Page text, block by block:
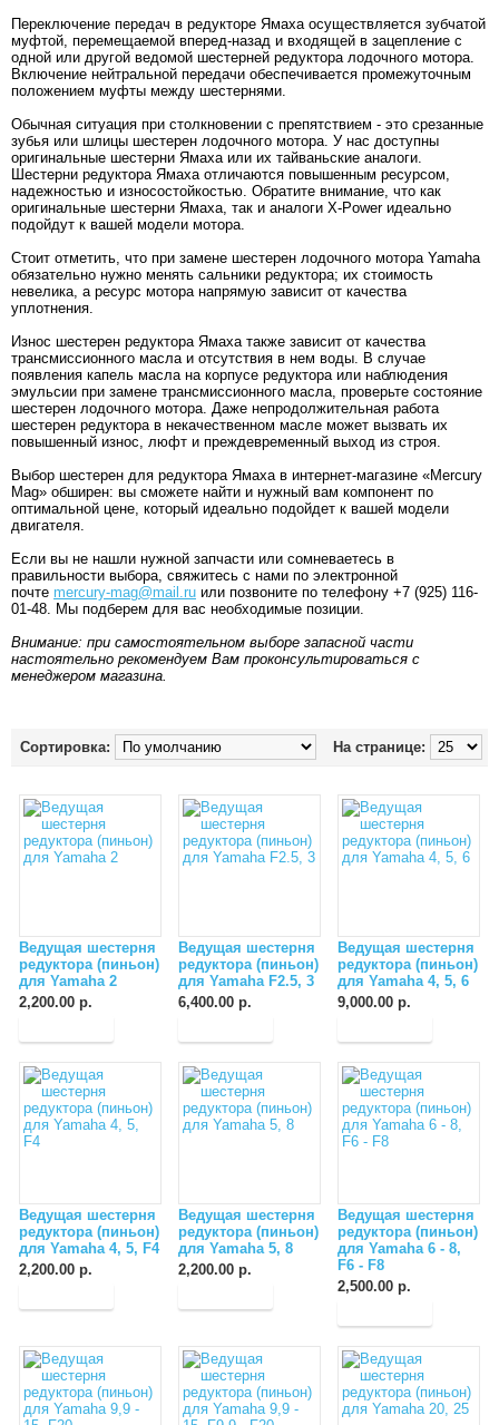
Переключение передач в редукторе Ямаха осуществляется зубчатой
муфтой, перемещаемой вперед-назад и входящей в зацепление с
одной или другой ведомой шестерней редуктора лодочного мотора.
Включение нейтральной передачи обеспечивается промежуточным
положением муфты между шестернями.
Обычная ситуация при столкновении с препятствием - это срезанные
зубья или шлицы шестерен лодочного мотора. У нас доступны
оригинальные шестерни Ямаха или их тайваньские аналоги.
Шестерни редуктора Ямаха отличаются повышенным ресурсом,
надежностью и износостойкостью. Обратите внимание, что как
оригинальные шестерни Ямаха, так и аналоги X-Power идеально
подойдут к вашей модели мотора.
Стоит отметить, что при замене шестерен лодочного мотора Yamaha
обязательно нужно менять сальники редуктора; их стоимость
невелика, а ресурс мотора напрямую зависит от качества
уплотнения.
Износ шестерен редуктора Ямаха также зависит от качества
трансмиссионного масла и отсутствия в нем воды. В случае
появления капель масла на корпусе редуктора или наблюдения
эмульсии при замене трансмиссионного масла, проверьте состояние
шестерен лодочного мотора. Даже непродолжительная работа
шестерен редуктора в некачественном масле может вызвать их
повышенный износ, люфт и преждевременный выход из строя.
Выбор шестерен для редуктора Ямаха в интернет-магазине «Mercury
Mag» обширен: вы сможете найти и нужный вам компонент по
оптимальной цене, который идеально подойдет к вашей модели
двигателя.
Если вы не нашли нужной запчасти или сомневаетесь в
правильности выбора, свяжитесь с нами по электронной
почте mercury-mag@mail.ru или позвоните по телефону +7 (925) 116-
01-48. Мы подберем для вас необходимые позиции.
Внимание: при самостоятельном выборе запасной части
настоятельно рекомендуем Вам проконсультироваться с
менеджером магазина.
На странице:
Сортировка:
Ведущая шестерня
редуктора (пиньон)
для Yamaha 2
2,200.00 р.
Ведущая шестерня
редуктора (пиньон)
для Yamaha F2.5, 3
6,400.00 р.
Ведущая шестерня
редуктора (пиньон)
для Yamaha 4, 5, 6
9,000.00 р.
Ведущая шестерня
редуктора (пиньон)
для Yamaha 4, 5, F4
2,200.00 р.
Ведущая шестерня
редуктора (пиньон)
для Yamaha 5, 8
2,200.00 р.
Ведущая шестерня
редуктора (пиньон)
для Yamaha 6 - 8,
F6 - F8
2,500.00 р.